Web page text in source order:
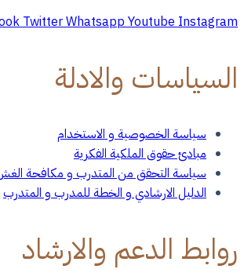
TwitterWhatsappYoutubeInstagram
السياسات والادلة
سياسة الخصوصية و الاستخدام
مبادئ حقوق الملكية الفكرية
سياسة التحقق من المتدرب و مكافحة
الدليل الارشادي و الخطة للمدرب و المتدرب
روابط الدعم والارشاد